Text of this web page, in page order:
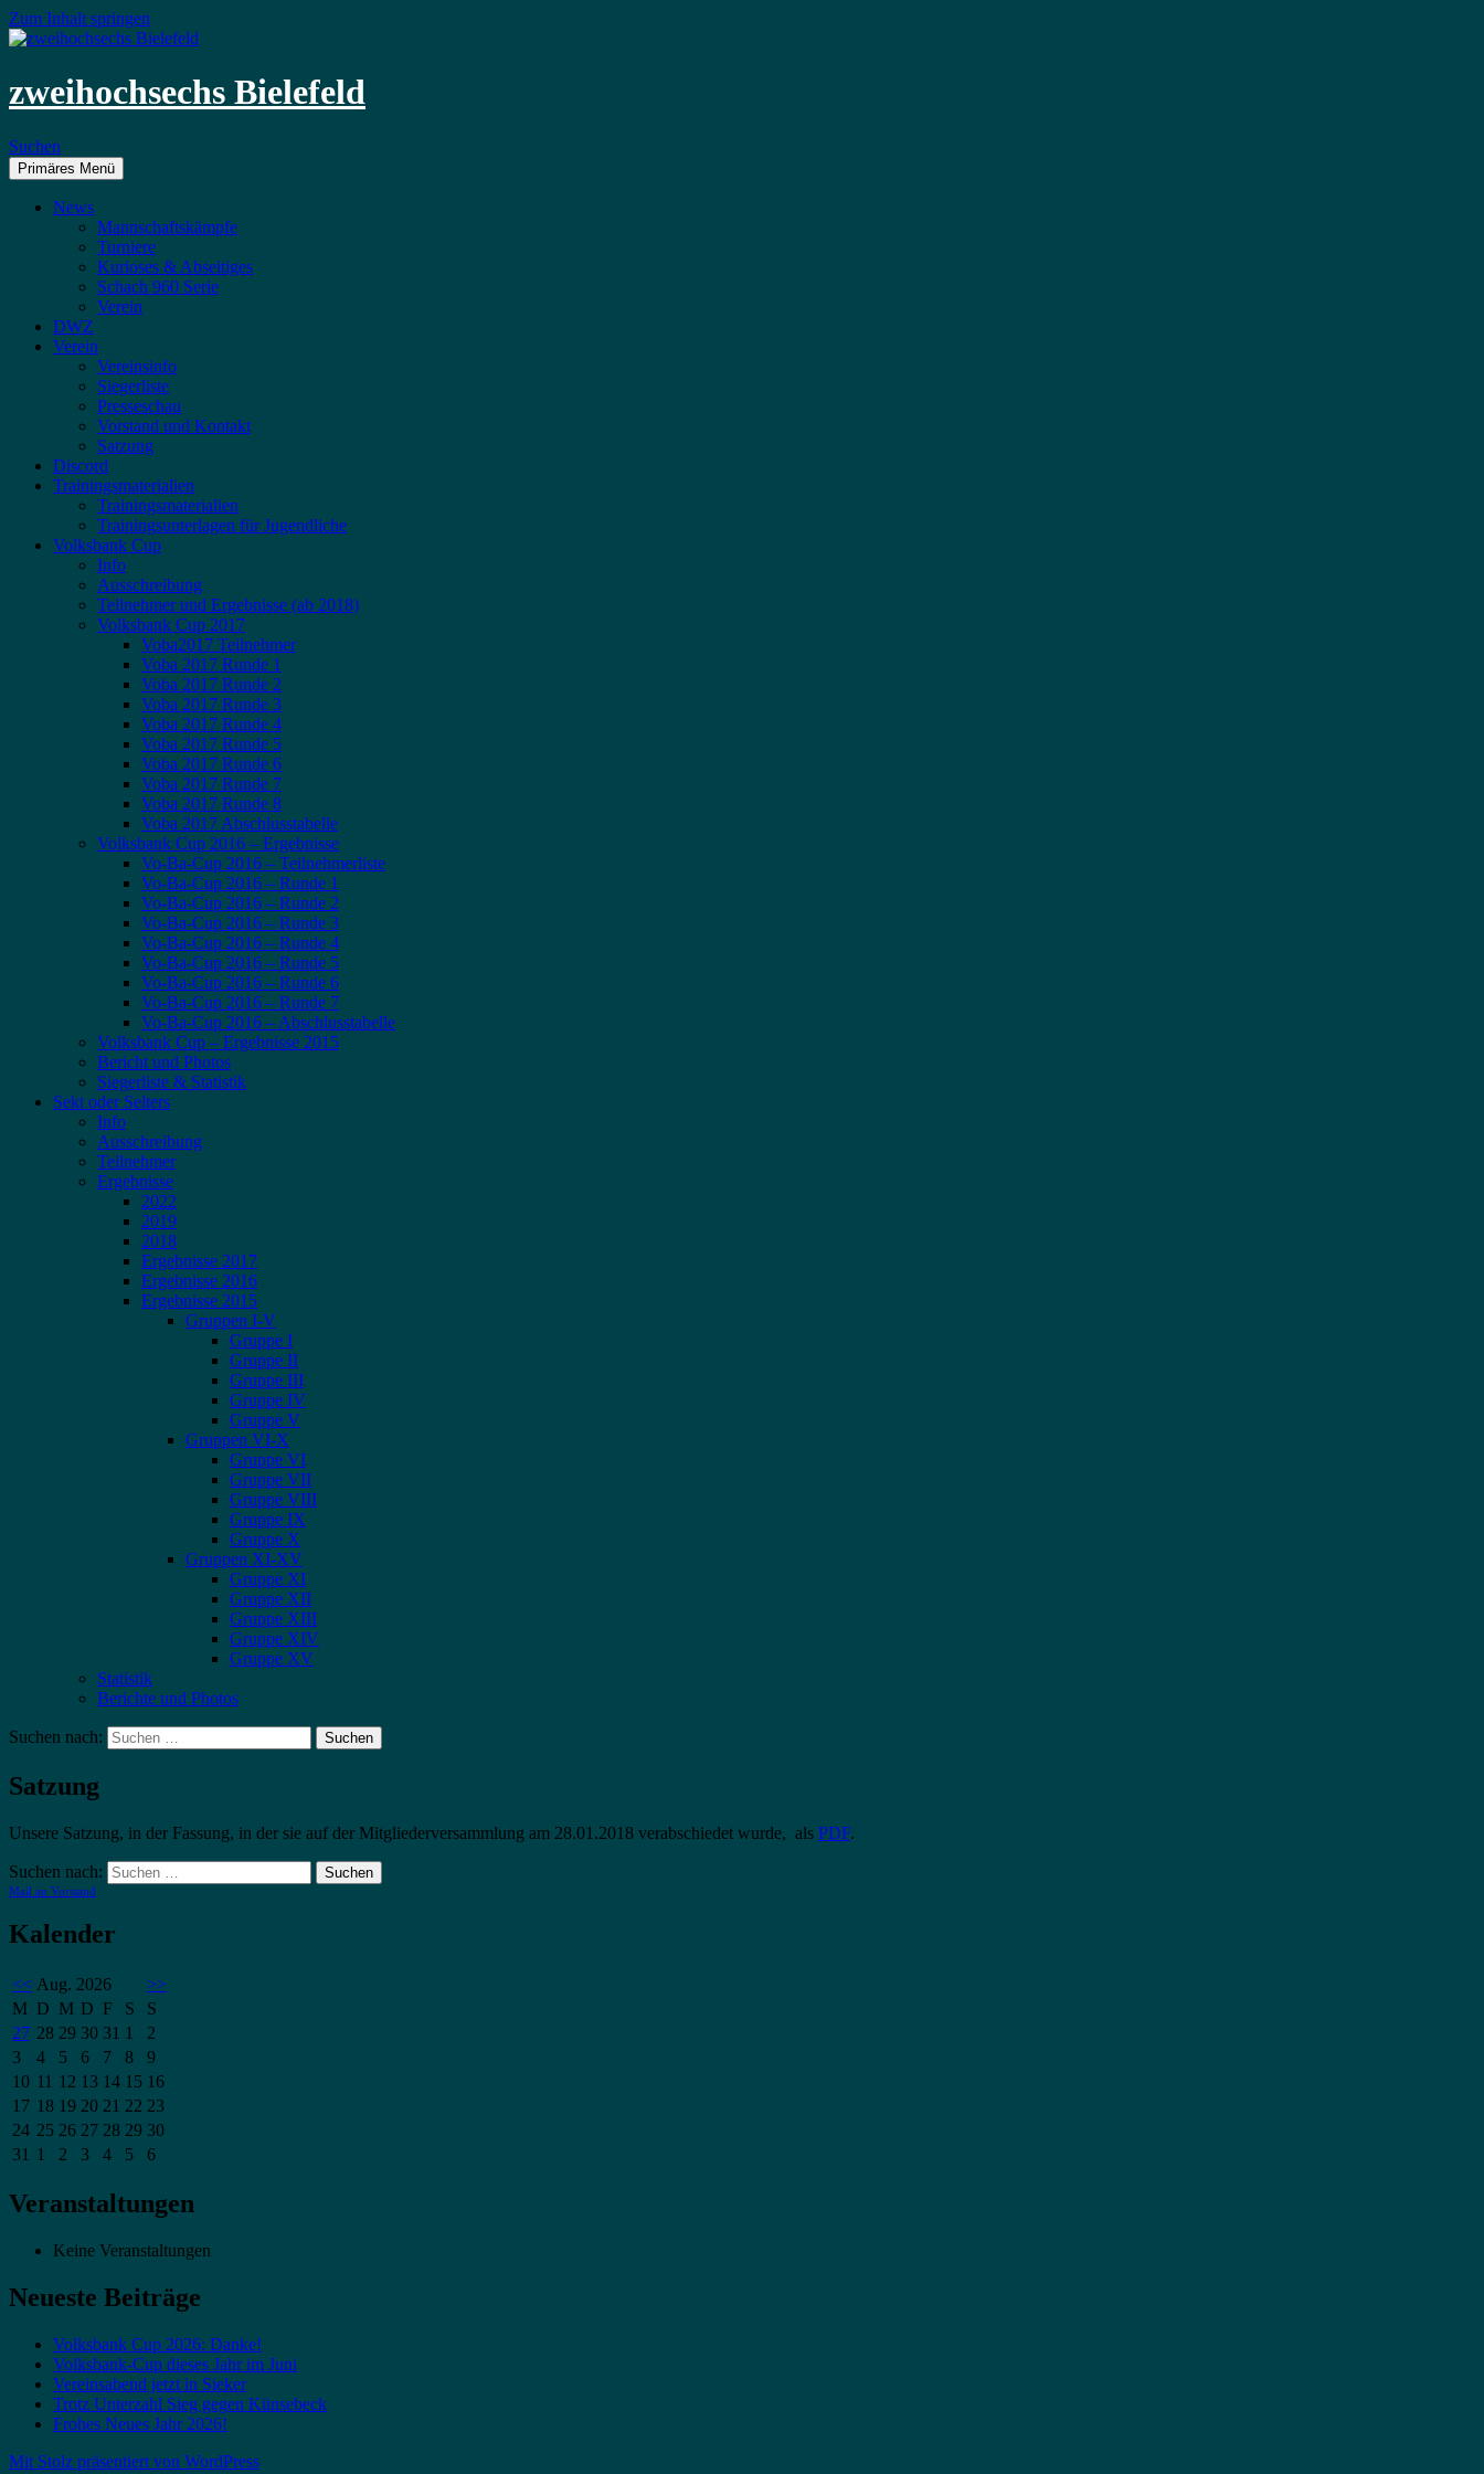
Zum Inhalt springen
zweihochsechs Bielefeld
Suchen
Primäres Menü
News
Mannschaftskämpfe
Turniere
Kurioses & Abseitiges
Schach 960 Serie
Verein
DWZ
Verein
Vereinsinfo
Siegerliste
Presseschau
Vorstand und Kontakt
Satzung
Discord
Trainingsmaterialien
Trainingsmaterialien
Trainingsunterlagen für Jugendliche
Volksbank Cup
Info
Ausschreibung
Teilnehmer und Ergebnisse (ab 2018)
Volksbank Cup 2017
Voba2017 Teilnehmer
Voba 2017 Runde 1
Voba 2017 Runde 2
Voba 2017 Runde 3
Voba 2017 Runde 4
Voba 2017 Runde 5
Voba 2017 Runde 6
Voba 2017 Runde 7
Voba 2017 Runde 8
Voba 2017 Abschlusstabelle
Volksbank Cup 2016 – Ergebnisse
Vo-Ba-Cup 2016 – Teilnehmerliste
Vo-Ba-Cup 2016 – Runde 1
Vo-Ba-Cup 2016 – Runde 2
Vo-Ba-Cup 2016 – Runde 3
Vo-Ba-Cup 2016 – Runde 4
Vo-Ba-Cup 2016 – Runde 5
Vo-Ba-Cup 2016 – Runde 6
Vo-Ba-Cup 2016 – Runde 7
Vo-Ba-Cup 2016 – Abschlusstabelle
Volksbank Cup – Ergebnisse 2015
Bericht und Photos
Siegerliste & Statistik
Sekt oder Selters
Info
Ausschreibung
Teilnehmer
Ergebnisse
2022
2019
2018
Ergebnisse 2017
Ergebnisse 2016
Ergebnisse 2015
Gruppen I-V
Gruppe I
Gruppe II
Gruppe III
Gruppe IV
Gruppe V
Gruppen VI-X
Gruppe VI
Gruppe VII
Gruppe VIII
Gruppe IX
Gruppe X
Gruppen XI-XV
Gruppe XI
Gruppe XII
Gruppe XIII
Gruppe XIV
Gruppe XV
Statistik
Berichte und Photos
Suchen nach:
Satzung
Unsere Satzung, in der Fassung, in der sie auf der Mitgliederversammlung am 28.01.2018 verabschiedet wurde, als PDF.
Suchen nach:
Mail an Vorstand
Kalender
<< Aug. 2026
>>
M D M D F S
S
27 28 29 30 31 1
2
3
4 5 6 7 8
9
10 11 12 13 14 15 16
17 18 19 20 21 22 23
24 25 26 27 28 29 30
31
1 2 3 4 5 6
Veranstaltungen
Keine Veranstaltungen
Neueste Beiträge
Volksbank Cup 2026: Danke!
Volksbank-Cup dieses Jahr im Juni
Vereinsabend jetzt in Sieker
Trotz Unterzahl Sieg gegen Künsebeck
Frohes Neues Jahr 2026!
Mit Stolz präsentiert von WordPress